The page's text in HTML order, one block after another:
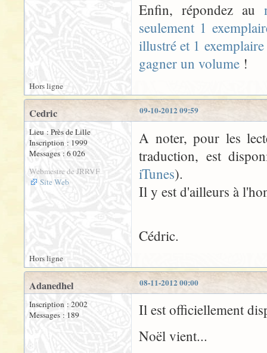
Enfin, répondez au
seulement 1
illustré et 1
gagner un volume !
Hors ligne
09-10-2012 09:59
Cedric
Lieu : Près de Lille
Inscription : 1999
Messages : 6 026
Webmestre de JRRVF
Site Web
A noter, pour les
traduction, est
iTunes).
Il y est d'ailleurs à
Cédric.
Hors ligne
08-11-2012 00:00
Adanedhel
Inscription : 2002
Messages : 189
Il est officiellement
Noël vient...